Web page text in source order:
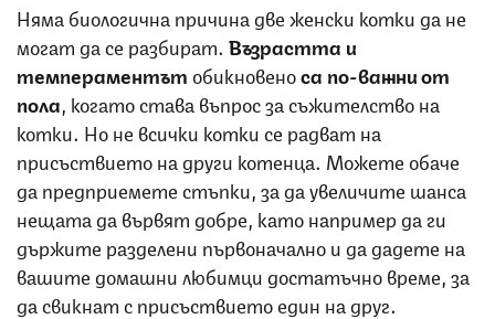
Няма биологична причина две женски котки да не
могат да се разбират. Възрастта и
темпераментътобикновеноса по-важни от
пола , когато става въпрос за съжителство на
котки. Но не всички котки се радват на
присъствието на други котенца. Можете обаче
да предприемете стъпки, за да увеличите шанса
нещата да вървят добре, като например да ги
държите разделени първоначално и да дадете на
вашите домашни любимци достатъчно време, за
да свикнат с присъствието един на друг.